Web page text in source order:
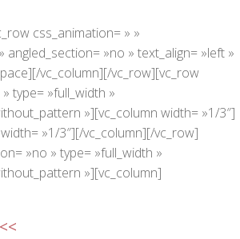
css_animation= » »
»no » text_align= »left »
vc_column][/vc_row][vc_row
type= »full_width »
»][vc_column width= »1/3″]
»1/3″][/vc_column][/vc_row]
»no » type= »full_width »
»][vc_column]